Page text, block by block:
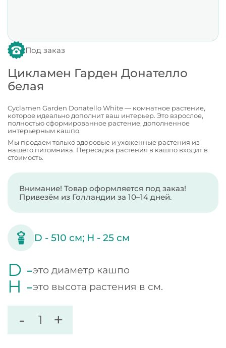
Под заказ
Цикламен Гарден Донателло
белая
Cyclamen Garden Donatello White — комнатное растение,
которое идеально дополнит ваш интерьер. Это взрослое,
полностью сформированное растение, дополненное
интерьерным кашпо.
Мы продаем только здоровые и ухоженные растения из
нашего питомника. Пересадка растения в кашпо входит в
стоимость.
Внимание! Товар оформляется под заказ!
Привезём из Голландии за 10–14 дней.
D -510 см; H -25 см
D -это диаметр кашпо
H -это высота растения в см.
- +